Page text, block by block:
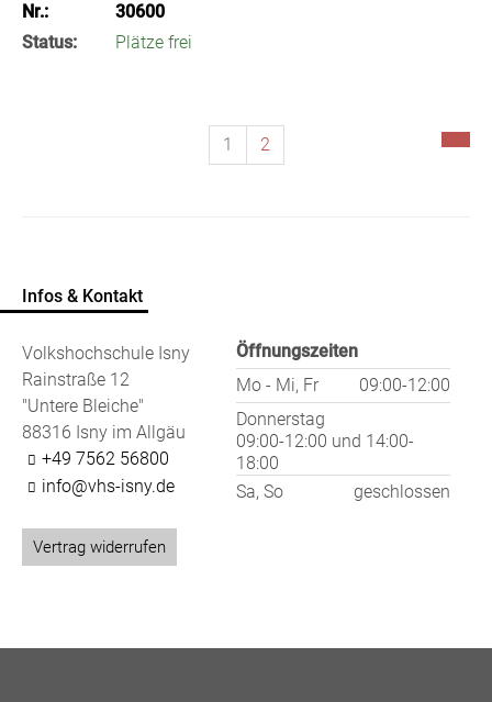
Nr.:
30600
Status:
Plätze frei
1 2
Infos & Kontakt
Volkshochschule Isny
Rainstraße 12
"Untere Bleiche"
88316 Isny im Allgäu
+49 7562 56800
info@vhs-isny.de
Vertrag widerrufen
Öffnungszeiten
Mo - Mi, Fr
09:00-12:00
Donnerstag
09:00-12:00 und 14:00-
18:00
Sa, So
geschlossen